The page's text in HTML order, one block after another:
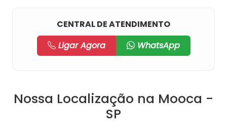
CENTRAL DE ATENDIMENTO
Ligar Agora
WhatsApp
Nossa Localização na Mooca -
SP